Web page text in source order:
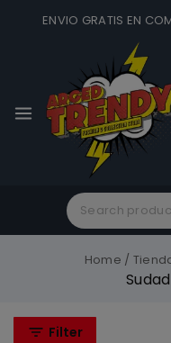
ENVIO GRATIS EN
Home /
Filter